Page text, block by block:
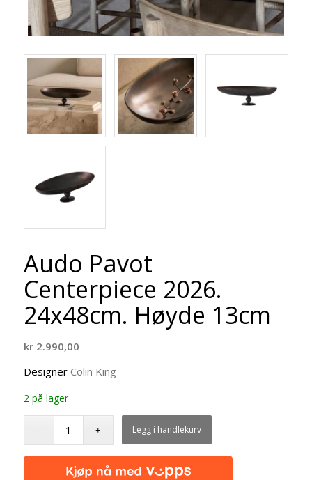
Audo Pavot
Centerpiece 2026.
24x48cm. Høyde 13cm
kr2.990,00
Designer Colin King
2 på lager
Legg i handlekurv